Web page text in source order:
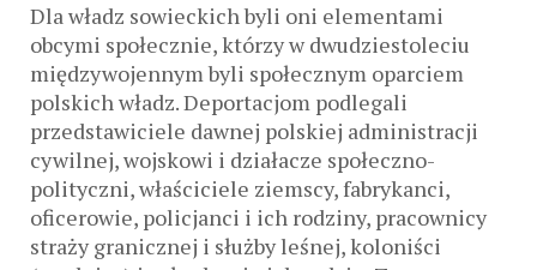
Dla władz sowieckich byli oni elementami
obcymi społecznie, którzy w dwudziestoleciu
międzywojennym byli społecznym oparciem
polskich władz. Deportacjom podlegali
przedstawiciele dawnej polskiej administracji
cywilnej, wojskowi i działacze społeczno-
polityczni, właściciele ziemscy, fabrykanci,
oficerowie, policjanci i ich rodziny, pracownicy
straży granicznej i służby leśnej, koloniści